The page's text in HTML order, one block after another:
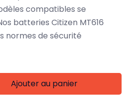
compatibles se
batteries Citizen MT616
normes de sécurité
Ajouter au panier